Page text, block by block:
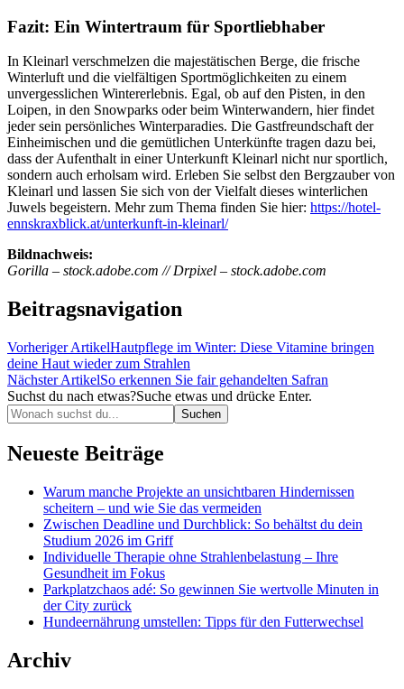
Fazit: Ein Wintertraum für Sportliebhaber
In Kleinarl verschmelzen die majestätischen Berge, die frische
Winterluft und die vielfältigen Sportmöglichkeiten zu einem
unvergesslichen Wintererlebnis. Egal, ob auf den Pisten, in den
Loipen, in den Snowparks oder beim Winterwandern, hier findet
jeder sein persönliches Winterparadies. Die Gastfreundschaft der
Einheimischen und die gemütlichen Unterkünfte tragen dazu bei,
dass der Aufenthalt in einer Unterkunft Kleinarl nicht nur sportlich,
sondern auch erholsam wird. Erleben Sie selbst den Bergzauber von
Kleinarl und lassen Sie sich von der Vielfalt dieses winterlichen
Juwels begeistern. Mehr zum Thema finden Sie hier: https://hotel-
ennskraxblick.at/unterkunft-in-kleinarl/
Bildnachweis:
Gorilla – stock.adobe.com // Drpixel – stock.adobe.com
Beitragsnavigation
Vorheriger ArtikelHautpflege im Winter: Diese Vitamine bringen
deine Haut wieder zum Strahlen
Nächster ArtikelSo erkennen Sie fair gehandelten Safran
Suchst du nach etwas?Suche etwas und drücke Enter.
Neueste Beiträge
Warum manche Projekte an unsichtbaren Hindernissen
scheitern – und wie Sie das vermeiden
Zwischen Deadline und Durchblick: So behältst du dein
Studium 2026 im Griff
Individuelle Therapie ohne Strahlenbelastung – Ihre
Gesundheit im Fokus
Parkplatzchaos adé: So gewinnen Sie wertvolle Minuten in
der City zurück
Hundeernährung umstellen: Tipps für den Futterwechsel
Archiv